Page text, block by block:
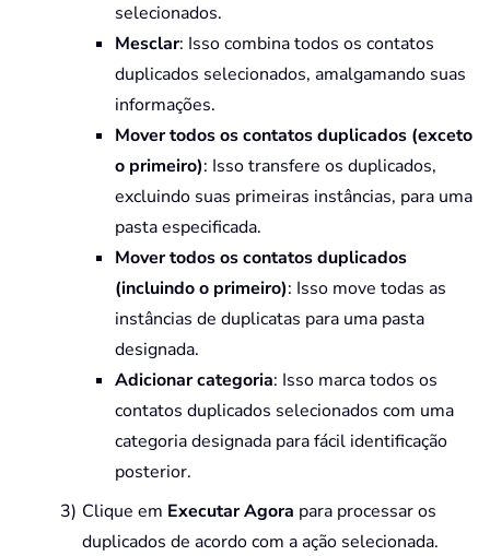
selecionados.
Mesclar: Isso combina todos os contatos
duplicados selecionados, amalgamando suas
informações.
Mover todos os contatos duplicados (exceto
o primeiro): Isso transfere os duplicados,
excluindo suas primeiras instâncias, para uma
pasta especificada.
Mover todos os contatos duplicados
(incluindo o primeiro): Isso move todas as
instâncias de duplicatas para uma pasta
designada.
Adicionar categoria: Isso marca todos os
contatos duplicados selecionados com uma
categoria designada para fácil identificação
posterior.
Clique em Executar Agora para processar os
duplicados de acordo com a ação selecionada.